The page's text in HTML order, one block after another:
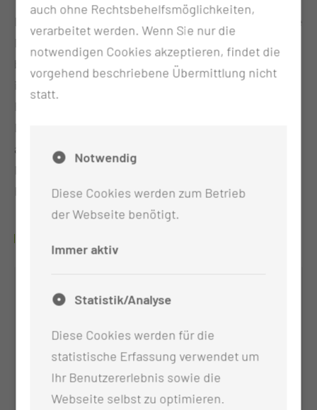
Das Carl-Thiem-Klinikum Cottbus besitzt eine große
Dermatologie. Um die Patientinnen und Patienten
bestmöglich behandeln zu können, werden für sie
in der Apotheke individuell ausgerichtete
Rezepturen hergestellt. Neben Cremes, Salben und
anderem auch Zäpfchen und Kapseln für unsere
Neugeborenen und Lösungen für die
Funktionsdiagnostik.
auch ohne Rechtsbehelfsmöglichkeiten,
verarbeitet werden. Wenn Sie nur die
notwendigen Cookies akzeptieren, findet die
vorgehend beschriebene Übermittlung nicht
statt.
Notwendig
Diese Cookies werden zum Betrieb
der Webseite benötigt.
Immer aktiv
Statistik/Analyse
Diese Cookies werden für die
statistische Erfassung verwendet um
Ihr Benutzererlebnis sowie die
Webseite selbst zu optimieren.